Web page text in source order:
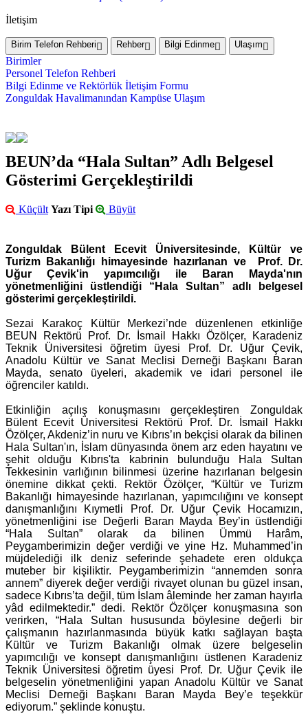
İletişim
Birim Telefon Rehberi Rehber Bilgi Edinme Ulaşım
Birimler
Personel Telefon Rehberi
Bilgi Edinme ve Rektörlük İletişim Formu
Zonguldak Havalimanından Kampüse Ulaşım
BEUN’da “Hala Sultan” Adlı Belgesel
Gösterimi Gerçekleştirildi
Küçült Yazı Tipi Büyüt
Zonguldak Bülent Ecevit Üniversitesinde, Kültür ve
Turizm Bakanlığı himayesinde hazırlanan ve Prof. Dr.
Uğur Çevik'in yapımcılığı ile Baran Mayda'nın
yönetmenliğini üstlendiği “Hala Sultan” adlı belgesel
gösterimi gerçekleştirildi.
Sezai Karakoç Kültür Merkezi’nde düzenlenen etkinliğe
BEUN Rektörü Prof. Dr. İsmail Hakkı Özölçer, Karadeniz
Teknik Üniversitesi öğretim üyesi Prof. Dr. Uğur Çevik,
Anadolu Kültür ve Sanat Meclisi Derneği Başkanı Baran
Mayda, senato üyeleri, akademik ve idari personel ile
öğrenciler katıldı.
Etkinliğin açılış konuşmasını gerçekleştiren Zonguldak
Bülent Ecevit Üniversitesi Rektörü Prof. Dr. İsmail Hakkı
Özölçer, Akdeniz’in nuru ve Kıbrıs’ın bekçisi olarak da bilinen
Hala Sultan'ın, İslam dünyasında önem arz eden hayatını ve
şehit olduğu Kıbrıs'ta kabrinin bulunduğu Hala Sultan
Tekkesinin varlığının bilinmesi üzerine hazırlanan belgesin
önemine dikkat çekti. Rektör Özölçer, “Kültür ve Turizm
Bakanlığı himayesinde hazırlanan, yapımcılığını ve konsept
danışmanlığını Kıymetli Prof. Dr. Uğur Çevik Hocamızın,
yönetmenliğini ise Değerli Baran Mayda Bey’in üstlendiği
“Hala Sultan” olarak da bilinen Ümmü Harâm,
Peygamberimizin değer verdiği ve yine Hz. Muhammed’in
müjdelediği ilk deniz seferinde şehadete eren oldukça
muteber bir kişiliktir. Peygamberimizin “annemden sonra
annem” diyerek değer verdiği rivayet olunan bu güzel insan,
sadece Kıbrıs’ta değil, tüm İslam âleminde her zaman hayırla
yâd edilmektedir.” dedi. Rektör Özölçer konuşmasına son
verirken, “Hala Sultan hususunda böylesine değerli bir
çalışmanın hazırlanmasında büyük katkı sağlayan başta
Kültür ve Turizm Bakanlığı olmak üzere belgeselin
yapımcılığı ve konsept danışmanlığını üstlenen Karadeniz
Teknik Üniversitesi öğretim üyesi Prof. Dr. Uğur Çevik ile
belgeselin yönetmenliğini yapan Anadolu Kültür ve Sanat
Meclisi Derneği Başkanı Baran Mayda Bey’e teşekkür
ediyorum.” şeklinde konuştu.